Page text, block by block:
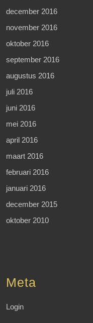
december 2016
november 2016
oktober 2016
september 2016
augustus 2016
juli 2016
juni 2016
mei 2016
april 2016
maart 2016
februari 2016
januari 2016
december 2015
oktober 2010
Meta
Login